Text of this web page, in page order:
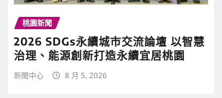
桃園新聞
2026 SDGs永續城市交流論壇 以智慧
治理、能源創新打造永續宜居桃園
新聞中心 8 月 5, 2026